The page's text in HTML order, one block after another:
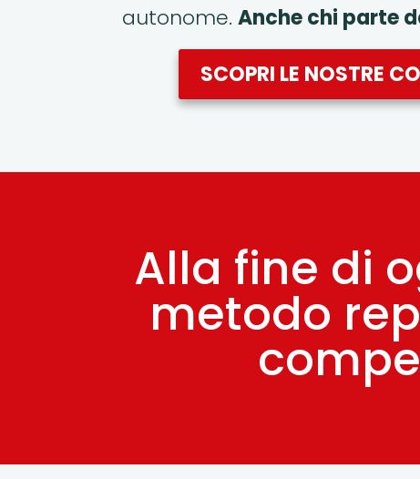
autonome.Anche chi parte
SCOPRI LE NOSTRE
Alla fine di
metodo